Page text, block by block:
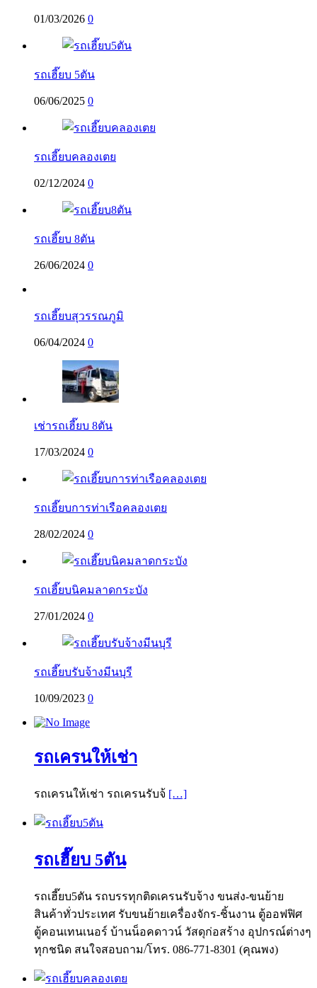
01/03/2026 0
รถเฮี๊ยบ 5ตัน
06/06/2025 0
รถเฮี๊ยบคลองเตย
02/12/2024 0
รถเฮี๊ยบ 8ตัน
26/06/2024 0
รถเฮี๊ยบสุวรรณภูมิ
06/04/2024 0
เช่ารถเฮี๊ยบ 8ตัน
17/03/2024 0
รถเฮี๊ยบการท่าเรือคลองเตย
28/02/2024 0
รถเฮี๊ยบนิคมลาดกระบัง
27/01/2024 0
รถเฮี๊ยบรับจ้างมีนบุรี
10/09/2023 0
รถเครนให้เช่า
รถเครนให้เช่า รถเครนรับจ้ […]
รถเฮี๊ยบ 5ตัน
รถเฮี๊ยบ5ตัน รถบรรทุกติดเครนรับจ้าง ขนส่ง-ขนย้าย
สินค้าทั่วประเทศ รับขนย้ายเครื่องจักร-ชิ้นงาน ตู้ออฟฟิศ
ตู้คอนเทนเนอร์ บ้านน็อคดาวน์ วัสดุก่อสร้าง อุปกรณ์ต่างๆ
ทุกชนิด สนใจสอบถาม/โทร. 086-771-8301 (คุณพง)